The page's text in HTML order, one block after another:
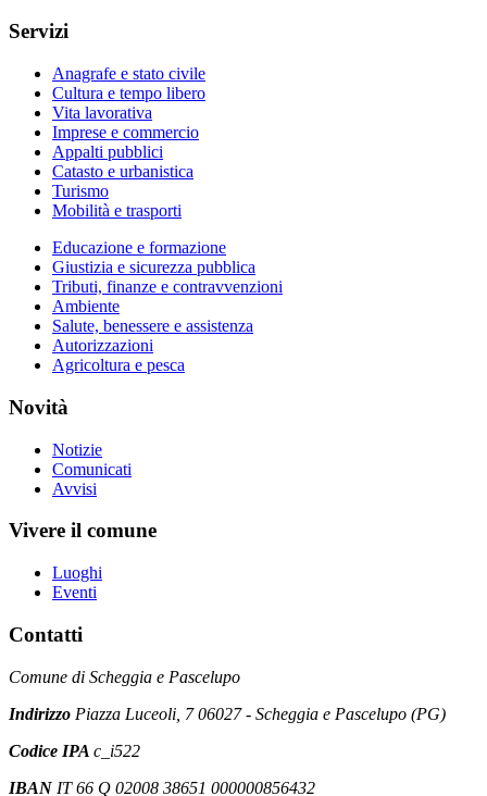
Servizi
Anagrafe e stato civile
Cultura e tempo libero
Vita lavorativa
Imprese e commercio
Appalti pubblici
Catasto e urbanistica
Turismo
Mobilità e trasporti
Educazione e formazione
Giustizia e sicurezza pubblica
Tributi, finanze e contravvenzioni
Ambiente
Salute, benessere e assistenza
Autorizzazioni
Agricoltura e pesca
Novità
Notizie
Comunicati
Avvisi
Vivere il comune
Luoghi
Eventi
Contatti
Comune di Scheggia e Pascelupo
Indirizzo Piazza Luceoli, 7 06027 - Scheggia e Pascelupo (PG)
Codice IPA c_i522
IBAN IT 66 Q 02008 38651 000000856432